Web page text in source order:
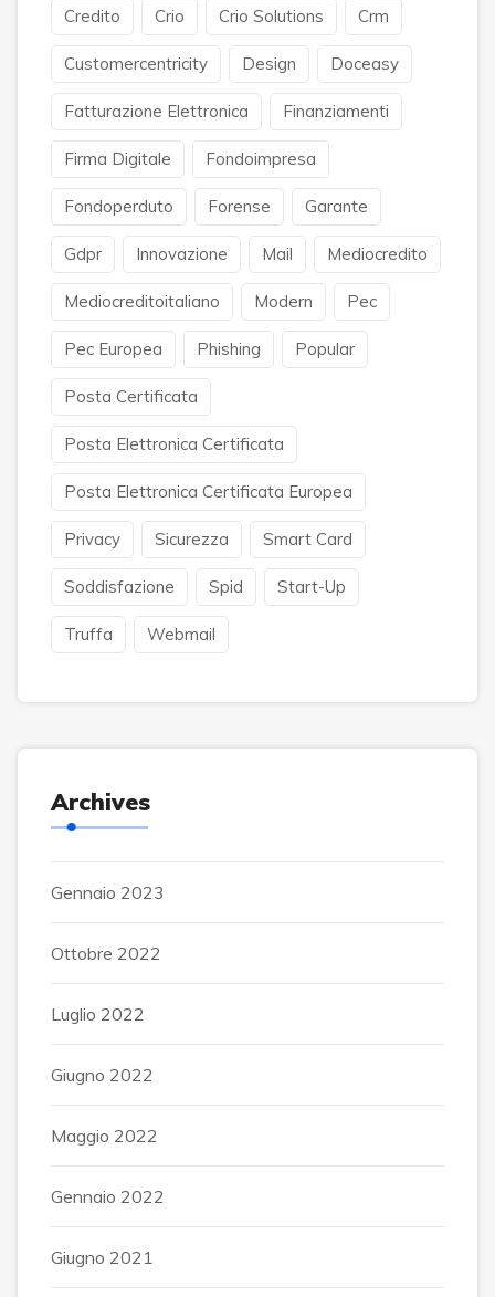
Credito Crio Crio Solutions Crm
Customercentricity Design Doceasy
Fatturazione Elettronica Finanziamenti
Firma Digitale Fondoimpresa
Fondoperduto Forense Garante
Gdpr Innovazione Mail Mediocredito
Mediocreditoitaliano Modern Pec
Pec Europea Phishing Popular
Posta Certificata
Posta Elettronica Certificata
Posta Elettronica Certificata Europea
Privacy Sicurezza Smart Card
Soddisfazione Spid Start-Up
Truffa Webmail
Archives
Gennaio 2023
Ottobre 2022
Luglio 2022
Giugno 2022
Maggio 2022
Gennaio 2022
Giugno 2021